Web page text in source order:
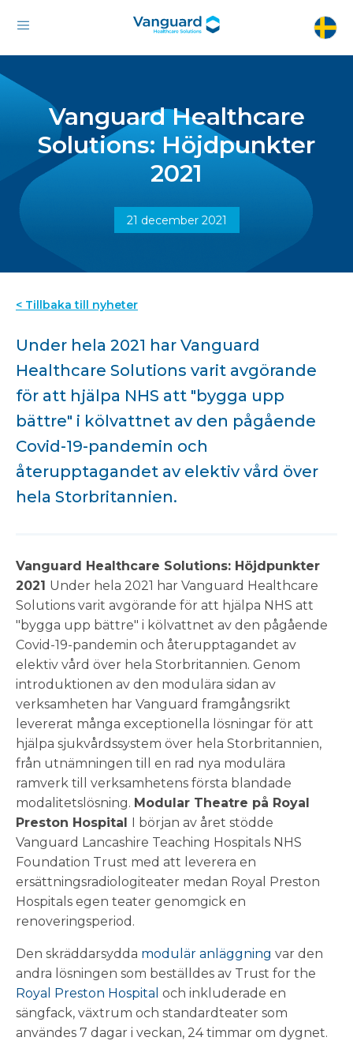
Vanguard Healthcare
Solutions: Höjdpunkter
2021
21 december 2021
< Tillbaka till nyheter
Under hela 2021 har Vanguard
Healthcare Solutions varit avgörande
för att hjälpa NHS att "bygga upp
bättre" i kölvattnet av den pågående
Covid-19-pandemin och
återupptagandet av elektiv vård över
hela Storbritannien.
Vanguard Healthcare Solutions: Höjdpunkter
2021 Under hela 2021 har Vanguard Healthcare
Solutions varit avgörande för att hjälpa NHS att
"bygga upp bättre" i kölvattnet av den pågående
Covid-19-pandemin och återupptagandet av
elektiv vård över hela Storbritannien. Genom
introduktionen av den modulära sidan av
verksamheten har Vanguard framgångsrikt
levererat många exceptionella lösningar för att
hjälpa sjukvårdssystem över hela Storbritannien,
från utnämningen till en rad nya modulära
ramverk till verksamhetens första blandade
modalitetslösning. Modular Theatre på Royal
Preston Hospital I början av året stödde
Vanguard Lancashire Teaching Hospitals NHS
Foundation Trust med att leverera en
ersättningsradiologiteater medan Royal Preston
Hospitals egen teater genomgick en
renoveringsperiod.
Den skräddarsydda modulär anläggning var den
andra lösningen som beställdes av Trust for the
Royal Preston Hospital och inkluderade en
sängfack, växtrum och standardteater som
användes 7 dagar i veckan, 24 timmar om dygnet.